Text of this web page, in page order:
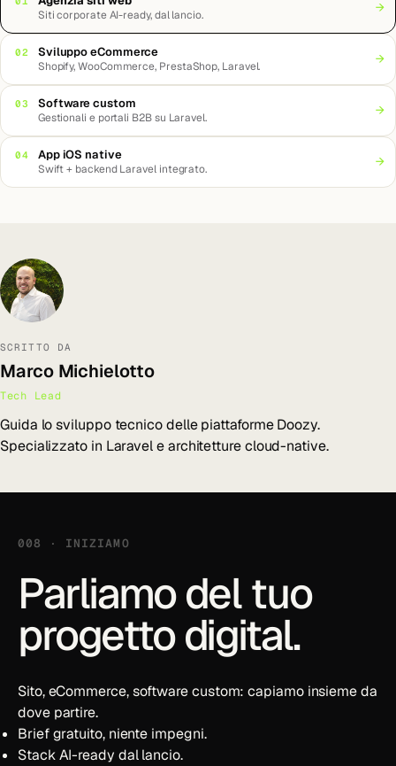
Siti corporate AI-ready, dal lancio. →
02 Sviluppo eCommerce
Shopify, WooCommerce, PrestaShop, Laravel. →
03 Software custom
Gestionali e portali B2B su Laravel. →
04 App iOS native
Swift + backend Laravel integrato. →
SCRITTO DA
Marco Michielotto
Tech Lead
Guida lo sviluppo tecnico delle piattaforme Doozy.
Specializzato in Laravel e architetture cloud-native.
008 · INIZIAMO
Parliamo del tuo
progetto digital.
Sito, eCommerce, software custom: capiamo insieme da
dove partire.
Brief gratuito, niente impegni.
Stack AI-ready dal lancio.